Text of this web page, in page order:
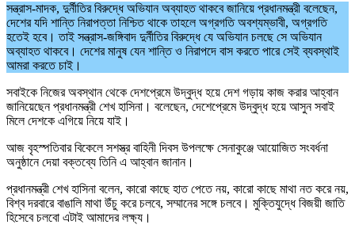
সন্ত্রাস-মাদক, দুর্নীতির বিরুদ্ধে অভিযান অব্যাহত থাকবে জানিয়ে প্রধানমন্ত্রী বলেছেন,
দেশের যদি শান্তি নিরাপত্তা নিশ্চিত থাকে তাহলে অগ্রগতি অবশ্যম্ভাবী, অগ্রগতি
হতেই হবে। তাই সন্ত্রাস-জঙ্গিবাদ দুর্নীতির বিরুদ্ধে যে অভিযান চলছে সে অভিযান
অব্যাহত থাকবে। দেশের মানুষ যেন শান্তি ও নিরাপদে বাস করতে পারে সেই ব্যবস্থাই
আমরা করতে চাই।
সবাইকে নিজের অবস্থান থেকে দেশপ্রেমে উদ্বুদ্ধ হয়ে দেশ গড়ায় কাজ করার আহ্বান
জানিয়েছেন প্রধানমন্ত্রী শেখ হাসিনা। বলেছেন, দেশেপ্রেমে উদ্বুদ্ধ হয়ে আসুন সবাই
মিলে দেশকে এগিয়ে নিয়ে যাই।
আজ বৃহস্পতিবার বিকেলে সশস্ত্র বাহিনী দিবস উপলক্ষে সেনাকুঞ্জে আয়োজিত সংবর্ধনা
অনুষ্ঠানে দেয়া বক্তব্যে তিনি এ আহ্বান জানান।
প্রধানমন্ত্রী শেখ হাসিনা বলেন, কারো কাছে হাত পেতে নয়, কারো কাছে মাথা নত করে নয়,
বিশ্ব দরবারে বাঙালি মাথা উঁচু করে চলবে, সম্মানের সঙ্গে চলবে। মুক্তিযুদ্ধে বিজয়ী জাতি
হিসেবে চলবো এটাই আমাদের লক্ষ্য।